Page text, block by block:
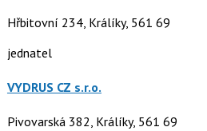
Hřbitovní 234, Králíky, 561 69
jednatel
VYDRUS CZ s.r.o.
Pivovarská 382, Králíky, 561 69